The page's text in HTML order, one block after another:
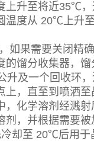
上升至将近35℃
温度从 20℃上升
如果需要关闭精
的馏分收集器，
升及一个回收环
，直至到喷洒至
，化学溶剂经溅
，并根据需要被
却至 20℃后用于